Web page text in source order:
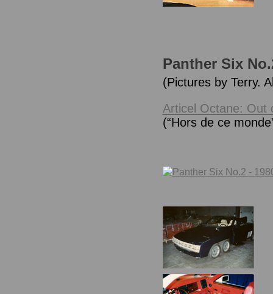
Panther Six
(Pictures by Terry.
Articel Octane: Out
(“Hors de ce